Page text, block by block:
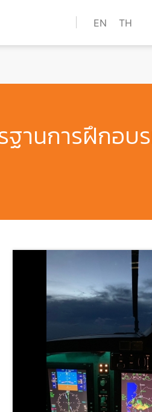
EN TH
ฐานการฝึกอบ